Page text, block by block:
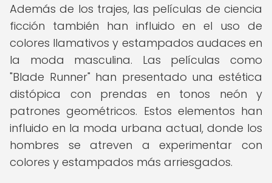
Además de los trajes, las películas de ciencia
ficción también han influido en el uso de
colores llamativos y estampados audaces en
la moda masculina. Las películas como
"Blade Runner" han presentado una estética
distópica con prendas en tonos neón y
patrones geométricos. Estos elementos han
influido en la moda urbana actual, donde los
hombres se atreven a experimentar con
colores y estampados más arriesgados.